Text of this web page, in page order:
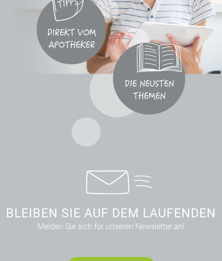
BLEIBEN SIE AUF DEM LAUFENDEN
Melden Sie sich für unseren Newsletter an!